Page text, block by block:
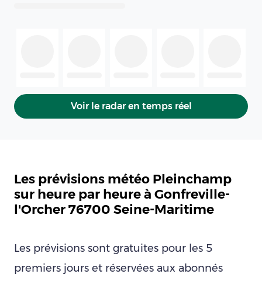
Voir le radar en temps réel
Les prévisions météo Pleinchamp
sur heure par heure à Gonfreville-
l'Orcher 76700 Seine-Maritime
Les prévisions sont gratuites pour les 5
premiers jours et réservées aux abonnés